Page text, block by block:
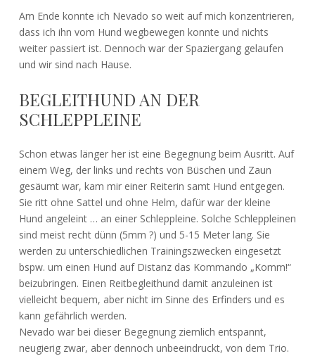
Am Ende konnte ich Nevado so weit auf mich konzentrieren,
dass ich ihn vom Hund wegbewegen konnte und nichts
weiter passiert ist. Dennoch war der Spaziergang gelaufen
und wir sind nach Hause.
BEGLEITHUND AN DER
SCHLEPPLEINE
Schon etwas länger her ist eine Begegnung beim Ausritt. Auf
einem Weg, der links und rechts von Büschen und Zaun
gesäumt war, kam mir einer Reiterin samt Hund entgegen.
Sie ritt ohne Sattel und ohne Helm, dafür war der kleine
Hund angeleint … an einer Schleppleine. Solche Schleppleinen
sind meist recht dünn (5mm ?) und 5-15 Meter lang. Sie
werden zu unterschiedlichen Trainingszwecken eingesetzt
bspw. um einen Hund auf Distanz das Kommando „Komm!“
beizubringen. Einen Reitbegleithund damit anzuleinen ist
vielleicht bequem, aber nicht im Sinne des Erfinders und es
kann gefährlich werden.
Nevado war bei dieser Begegnung ziemlich entspannt,
neugierig zwar, aber dennoch unbeeindruckt, von dem Trio.